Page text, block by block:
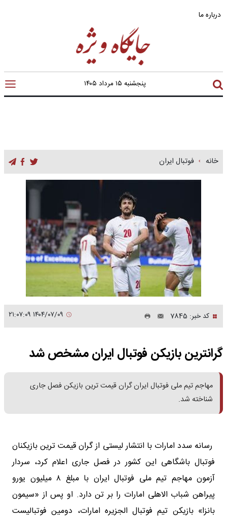
درباره ما
پنجشنبه ۱۵ مرداد ۱۴۰۵
خانه فوتبال ایران
کد خبر: 7845
گرانترین بازیکن فوتبال ایران مشخص شد
مهاجم تیم ملی فوتبال ایران گران قیمت ترین بازیکن فصل جاری
شناخته شد.
رسانه سدد امارات با انتشار لیستی از گران قیمت ترین بازیکنان
فوتبال باشگاهی این کشور در فصل جاری اعلام کرد، سردار
آزمون مهاجم تیم ملی فوتبال ایران با مبلغ ۸ میلیون یورو
پیراهن شباب الاهلی امارات را بر تن دارد. او پس از «سیمون
بانزا» بازیکن تیم فوتبال الجزیره امارات، دومین فوتبالیست